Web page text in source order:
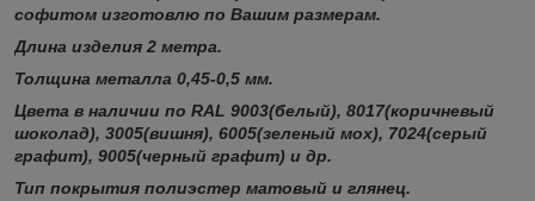
софитом изготовлю по Вашим размерам.
Длина изделия 2 метра.
Толщина металла 0,45-0,5 мм.
Цвета в наличии по RAL 9003(белый), 8017(коричневый
шоколад), 3005(вишня), 6005(зеленый мох), 7024(серый
графит), 9005(черный графит) и др.
Тип покрытия полиэстер матовый и глянец.